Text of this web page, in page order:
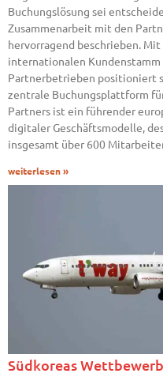
Buchungslösung sei
Zusammenarbeit mit den
hervorragend beschrieben.
internationalen
Partnerbetrieben positioniert
zentrale Buchungsplattform
Partners ist ein führender
digitaler Geschäftsmodelle,
insgesamt über 600
weiterlesen »
Südkoreas